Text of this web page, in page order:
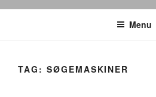
Menu
TAG: SØGEMASKINER